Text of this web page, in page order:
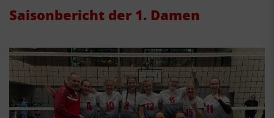
Saisonbericht der 1. Damen